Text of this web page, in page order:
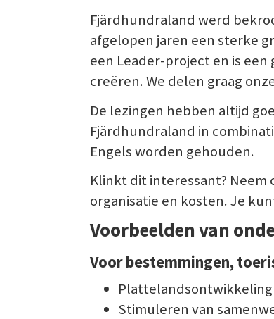
Fjärdhundraland werd
afgelopen jaren een sterke
een Leader-project en is
creëren. We delen graag
De lezingen hebben altijd
Fjärdhundraland in
Engels worden gehouden.
Klinkt dit interessant?
organisatie en kosten. Je
Voorbeelden van
Voor bestemmingen,
Stimuleren van